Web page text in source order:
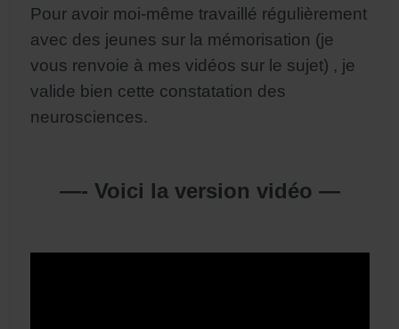
Pour avoir moi-même travaillé régulièrement
avec des jeunes sur la mémorisation (je
vous renvoie à mes vidéos sur le sujet) , je
valide bien cette constatation des
neurosciences.
—- Voici la version vidéo —